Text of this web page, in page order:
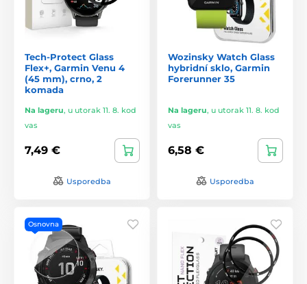
Tech-Protect Glass
Flex+, Garmin Venu 4
(45 mm), crno, 2
komada
Na lageru, u utorak 11. 8. kod
vas
7,49 €
Usporedba
Wozinsky Watch Glass
hybridní sklo, Garmin
Forerunner 35
Na lageru, u utorak 11. 8. kod
vas
6,58 €
Usporedba
Osnovna